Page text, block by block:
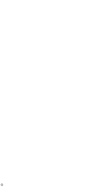
。